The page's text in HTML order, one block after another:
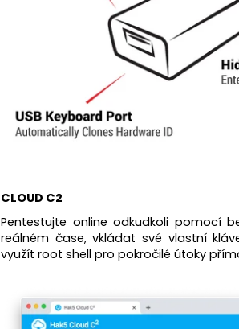
CLOUD C2
Pentestujte online odkudkoli pomocí
reálném čase, vkládat své vlastní
využít root shell pro pokročilé útoky